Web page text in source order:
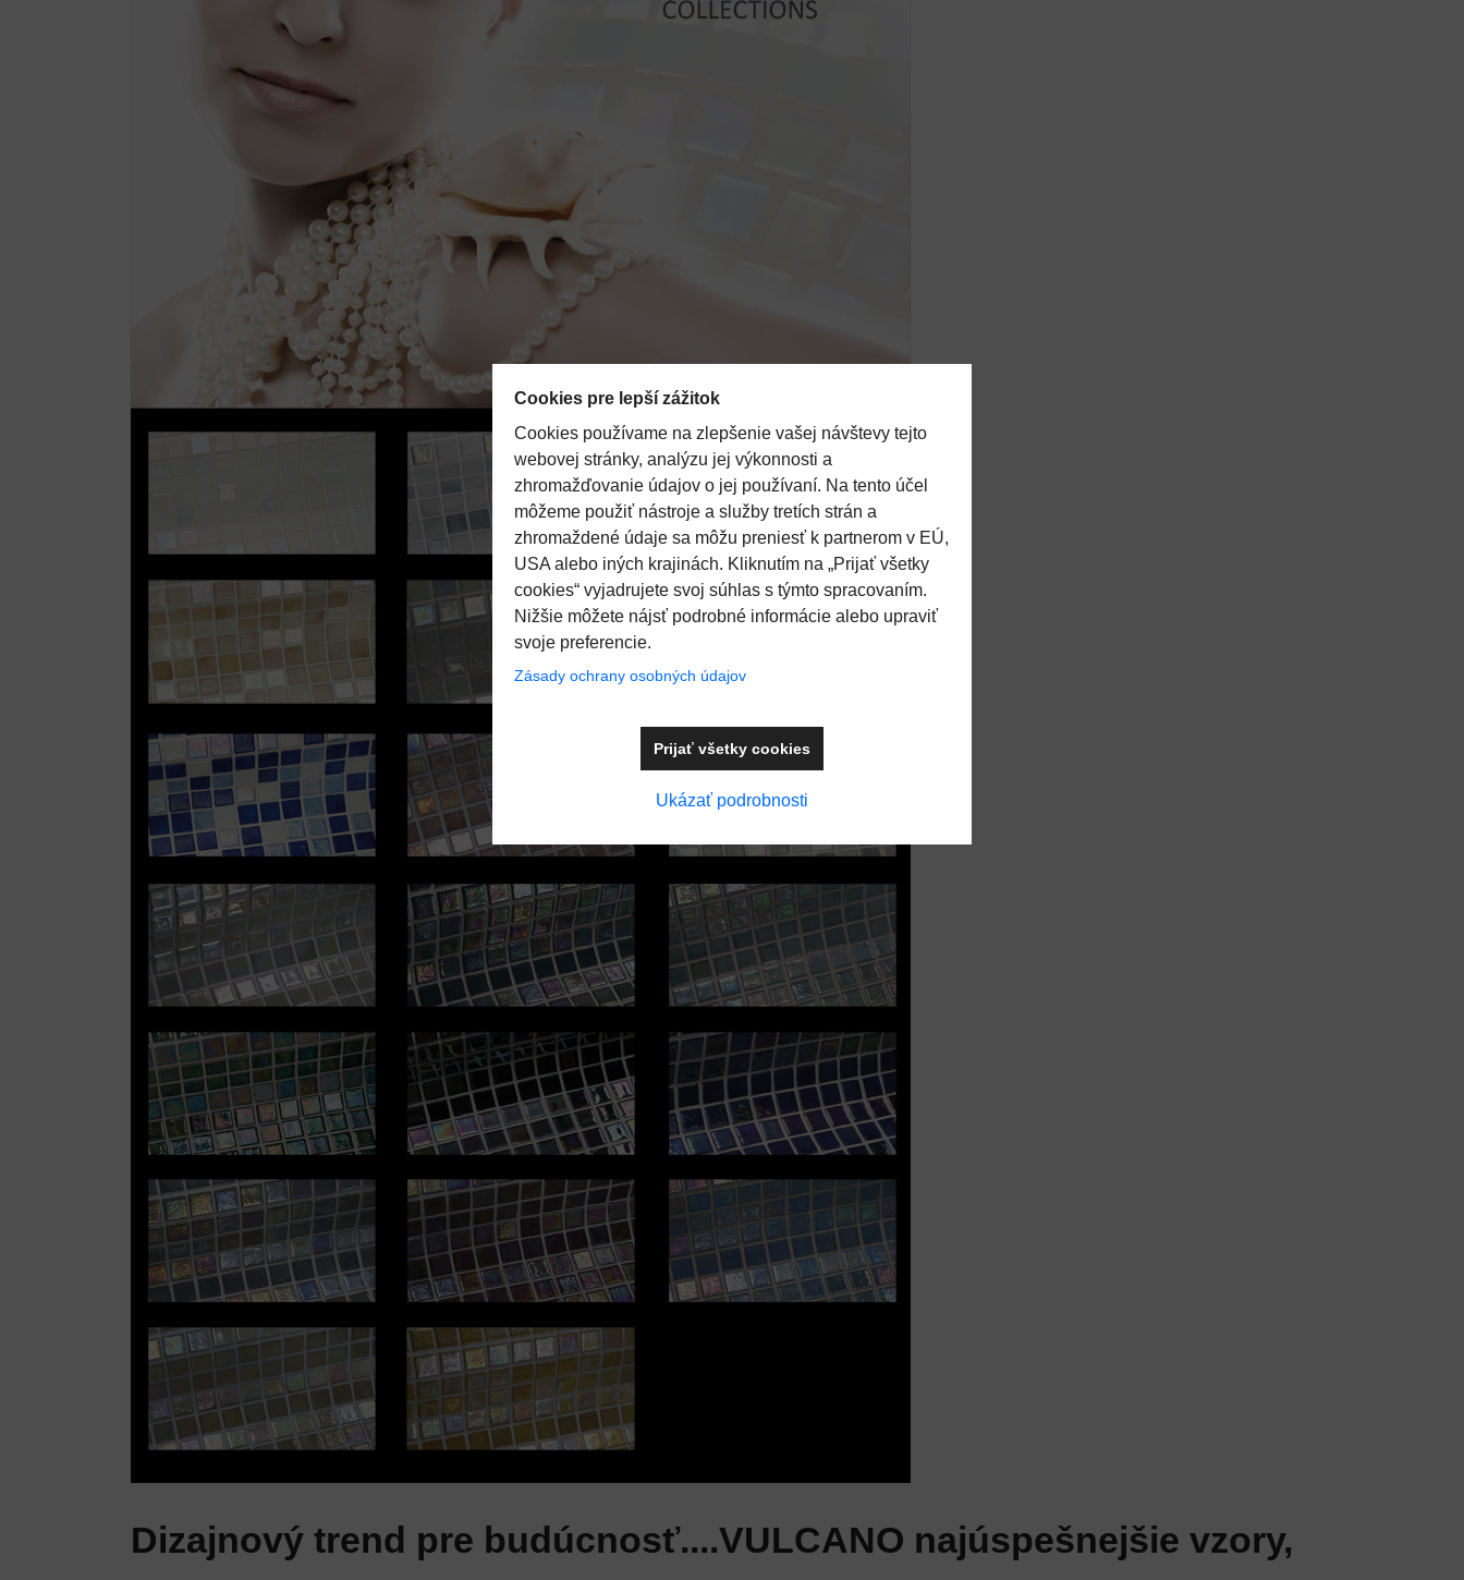
Dizajnový trend pre budúcnosť....VULCANO najúspešnejšie vzory,
Cookies pre lepší zážitok
Cookies používame na zlepšenie vašej návštevy tejto
webovej stránky, analýzu jej výkonnosti a
zhromažďovanie údajov o jej používaní. Na tento účel
môžeme použiť nástroje a služby tretích strán a
zhromaždené údaje sa môžu preniesť k partnerom v EÚ,
USA alebo iných krajinách. Kliknutím na „Prijať všetky
cookies“ vyjadrujete svoj súhlas s týmto spracovaním.
Nižšie môžete nájsť podrobné informácie alebo upraviť
svoje preferencie.
Zásady ochrany osobných údajov
Ukázať podrobnosti
Prijať všetky cookies